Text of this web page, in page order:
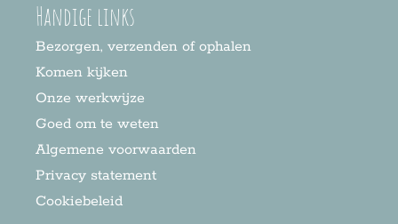
Handige links
Bezorgen, verzenden of ophalen
Komen kijken
Onze werkwijze
Goed om te weten
Algemene voorwaarden
Privacy statement
Cookiebeleid